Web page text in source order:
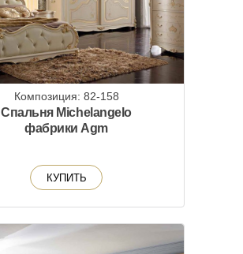
Композиция: 82-158
Спальня Michelangelo
фабрики Agm
КУПИТЬ